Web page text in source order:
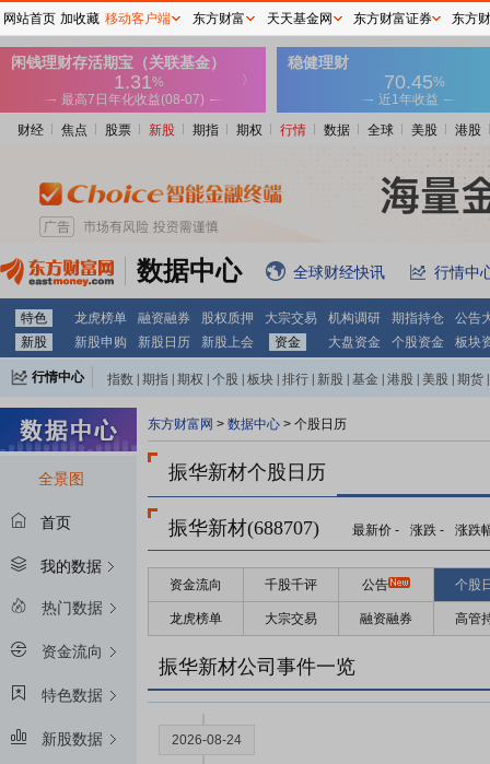
财经 焦点 股票 新股 期指 期权 行情 数据 全球 美股 港股
数据中心 全球财经快讯 行情中
特色 龙虎榜单 融资融券 股权质押 大宗交易 机构调研 期指持仓
公告
新股
新股申购 新股日历 新股上会 资金 大盘资金 个股资金 板块
行情中心 指数 期指 期权 个股 板块 排行 新股 基金 港股 美股 期货
全景图
首页
我的数据
热门数据
资金流向
特色数据
新股数据
东方财富网 > 数据中心 > 个股日历
振华新材个股日历
振华新材(688707) 最新价 - 涨跌 - 涨跌
资金流向 千股千评 公告 个股
龙虎榜单 大宗交易 融资融券 高管
振华新材公司事件一览
2026-08-24
网站首页 加收藏 移动客户端 东方财富 天天基金网 东方财富证券 东方